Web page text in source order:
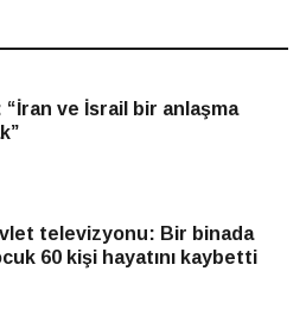
“İran ve İsrail bir anlaşma
televizyonu: Bir binada
60 kişi hayatını kaybetti